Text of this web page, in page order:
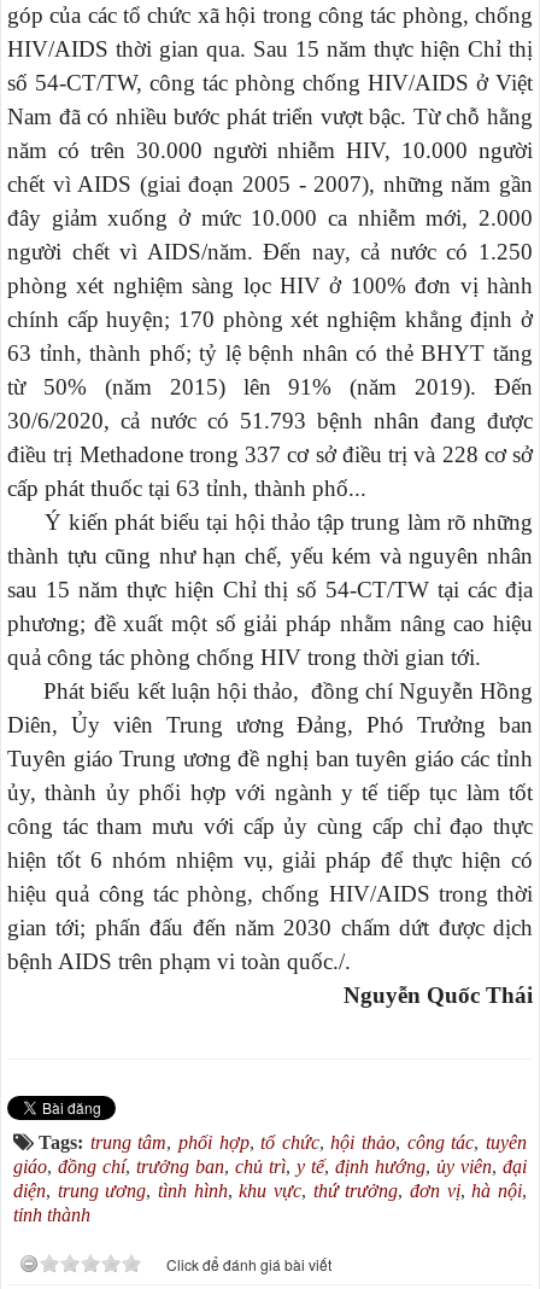
góp của các tổ chức xã hội trong công tác phòng, chống
HIV/AIDS thời gian qua. Sau 15 năm thực hiện Chỉ thị
số 54-CT/TW, công tác phòng chống HIV/AIDS ở Việt
Nam đã có nhiều bước phát triển vượt bậc. Từ chỗ hằng
năm có trên 30.000 người nhiễm HIV, 10.000 người
chết vì AIDS (giai đoạn 2005 - 2007), những năm gần
đây giảm xuống ở mức 10.000 ca nhiễm mới, 2.000
người chết vì AIDS/năm. Đến nay, cả nước có 1.250
phòng xét nghiệm sàng lọc HIV ở 100% đơn vị hành
chính cấp huyện; 170 phòng xét nghiệm khẳng định ở
63 tỉnh, thành phố; tỷ lệ bệnh nhân có thẻ BHYT tăng
từ 50% (năm 2015) lên 91% (năm 2019). Đến
30/6/2020, cả nước có 51.793 bệnh nhân đang được
điều trị Methadone trong 337 cơ sở điều trị và 228 cơ sở
cấp phát thuốc tại 63 tỉnh, thành phố...
Ý kiến phát biểu tại hội thảo tập trung làm rõ những
thành tựu cũng như hạn chế, yếu kém và nguyên nhân
sau 15 năm thực hiện Chỉ thị số 54-CT/TW tại các địa
phương; đề xuất một số giải pháp nhằm nâng cao hiệu
quả công tác phòng chống HIV trong thời gian tới.
Phát biểu kết luận hội thảo, đồng chí Nguyễn Hồng
Diên, Ủy viên Trung ương Đảng, Phó Trưởng ban
Tuyên giáo Trung ương đề nghị ban tuyên giáo các tỉnh
ủy, thành ủy phối hợp với ngành y tế tiếp tục làm tốt
công tác tham mưu với cấp ủy cùng cấp chỉ đạo thực
hiện tốt 6 nhóm nhiệm vụ, giải pháp để thực hiện có
hiệu quả công tác phòng, chống HIV/AIDS trong thời
gian tới; phấn đấu đến năm 2030 chấm dứt được dịch
bệnh AIDS trên phạm vi toàn quốc./.
Nguyễn Quốc Thái
Tags: trung tâm, phối hợp,tổ chức,hội thảo, công tác,tuyên
giáo, đồng chí, trưởng ban, chủ trì, y tế, định hướng, ủy viên, đại
diện, trung ương,tình hình,khu vực, thứ trưởng,đơn vị,hà nội,
tỉnh thành
Click để đánh giá bài viết